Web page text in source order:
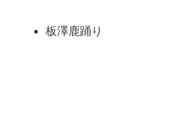
板澤鹿踊り